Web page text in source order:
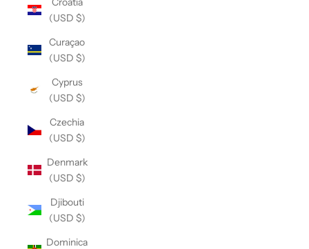
(USD $)
Curaçao
(USD $)
Cyprus
(USD $)
Czechia
(USD $)
Denmark
(USD $)
Djibouti
(USD $)
Dominica